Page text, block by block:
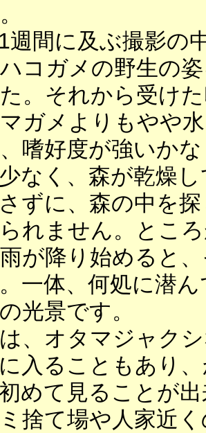
間に及ぶ撮影の
コガメの野生の
。それから受け
ガメよりもやや
嗜好度が強いか
なく、森が乾燥
ずに、森の中を
れません。とこ
が降り始めると
一体、何処に潜
光景です。
、オタマジャク
入ることもあり
めて見ることが
捨て場や人家近